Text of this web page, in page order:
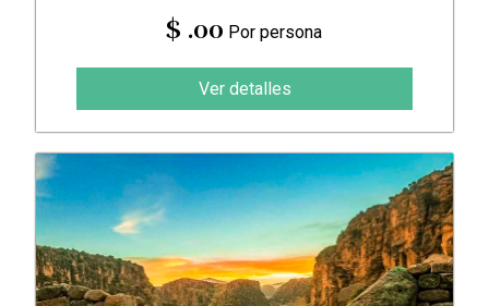
$ .00 Por persona
Ver detalles